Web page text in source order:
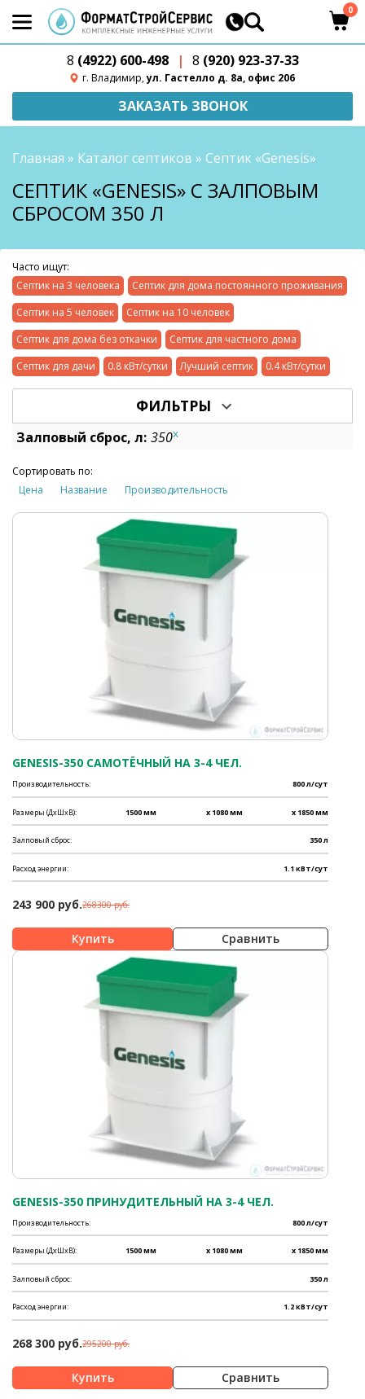
8 (4922) 600-498 | 8 (920) 923-37-33
г. Владимир,ул. Гастелло д. 8а, офис 206
0
ЗАКАЗАТЬ ЗВОНОК
Главная » Каталог септиков » Септик «Genesis»
СЕПТИК «GENESIS» С ЗАЛПОВЫМ
СБРОСОМ 350 Л
Часто ищут:
Септик на 3 человека
Септик для дома постоянного проживания
Септик на 5 человек
Септик на 10 человек
Септик для дома без откачки
Септик для частного дома
Септик для дачи
0.8 кВт/сутки Лучший септик 0.4 кВт/сутки
ФИЛЬТРЫ
Залповый сброс, л: 350x
Сортировать по:
Цена
Название Производительность
GENESIS-350 САМОТЁЧНЫЙ НА 3-4 ЧЕЛ.
Производительность: 800 л/сут
Размеры (ДхШхВ): 1500 мм x 1080 мм x 1850 мм
Залповый сброс: 350 л
Расход энергии: 1.1 кВт/сут
243 900 руб.268300 руб.
Сравнить
GENESIS-350 ПРИНУДИТЕЛЬНЫЙ НА 3-4 ЧЕЛ.
Производительность: 800 л/сут
Размеры (ДхШхВ): 1500 мм x 1080 мм x 1850 мм
Залповый сброс: 350 л
Расход энергии: 1.2 кВт/сут
268 300 руб.295200 руб.
Сравнить